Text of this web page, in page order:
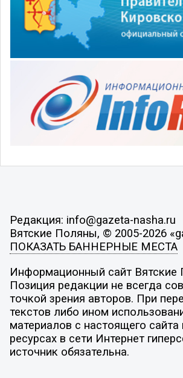
Редакция: info@gazeta-nasha.ru
Вятские Поляны, © 2005-2026
ПОКАЗАТЬ БАННЕРНЫЕ МЕСТА
Информационный сайт Вятские
Позиция редакции не всегда
точкой зрения авторов. При
текстов либо ином
материалов с настоящего сайта
ресурсах в сети Интернет
источник обязательна.